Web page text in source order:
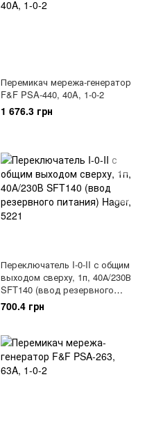
Перемикач мережа-генератор
F&F PSA-440, 40A, 1-0-2
1 676.3 грн
Переключатель I-0-II с общим
выходом сверху, 1п, 40А/230В
SFT140 (ввод резервного
питания) Hager, 5221
700.4 грн